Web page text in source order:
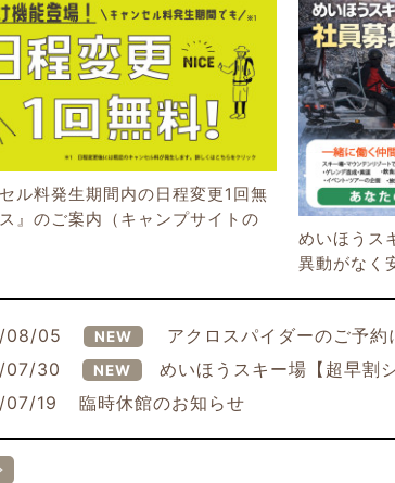
セル料発生期間内の日程変更1回無
』のご案内（キャンプサイトの
めいほうス
異動がなく
08/05 NEW
アクロスパイダーのご予約
07/30
NEW
めいほうスキー場【超早割
19
臨時休館のお知らせ